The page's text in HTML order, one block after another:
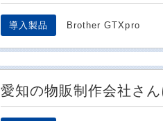
導入製品 Brother GTXpro
愛知の物販制作会社さ